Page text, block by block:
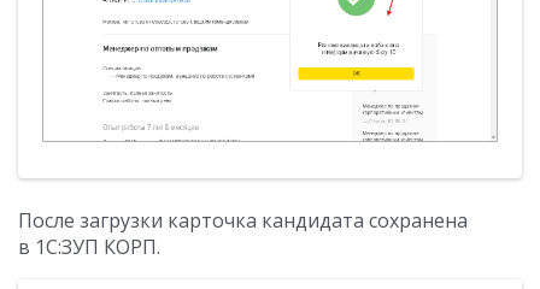
После загрузки карточка кандидата сохранена
в 1С:ЗУП КОРП.